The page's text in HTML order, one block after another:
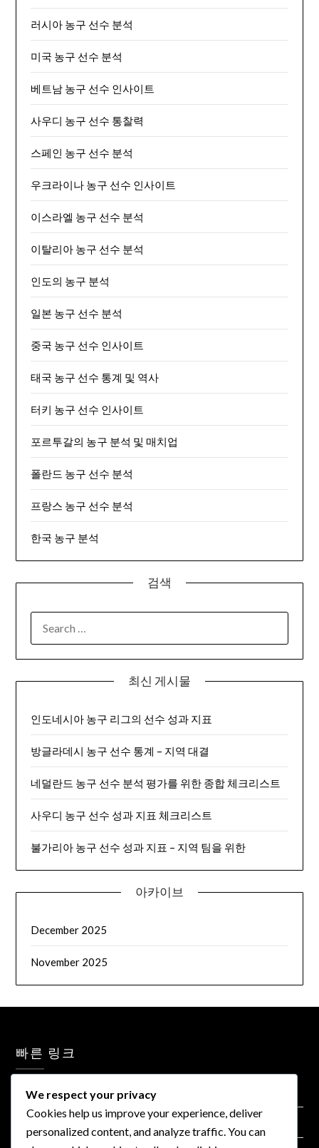
러시아 농구 선수 분석
미국 농구 선수 분석
베트남 농구 선수 인사이트
사우디 농구 선수 통찰력
스페인 농구 선수 분석
우크라이나 농구 선수 인사이트
이스라엘 농구 선수 분석
이탈리아 농구 선수 분석
인도의 농구 분석
일본 농구 선수 분석
중국 농구 선수 인사이트
태국 농구 선수 통계 및 역사
터키 농구 선수 인사이트
포르투갈의 농구 분석 및 매치업
폴란드 농구 선수 분석
프랑스 농구 선수 분석
한국 농구 분석
검색
최신 게시물
인도네시아 농구 리그의 선수 성과 지표
방글라데시 농구 선수 통계 – 지역 대결
네덜란드 농구 선수 분석 평가를 위한 종합 체크리스트
사우디 농구 선수 성과 지표 체크리스트
불가리아 농구 선수 성과 지표 – 지역 팀을 위한
아카이브
December 2025
November 2025
빠른 링크
연락처
We respect your privacy
Cookies help us improve your experience, deliver
personalized content, and analyze traffic. You can